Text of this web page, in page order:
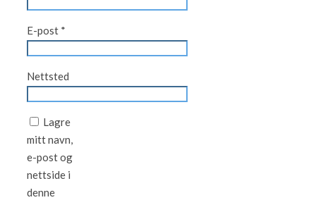
E-post *
Nettsted
Lagre
mitt navn,
e-post og
nettside i
denne